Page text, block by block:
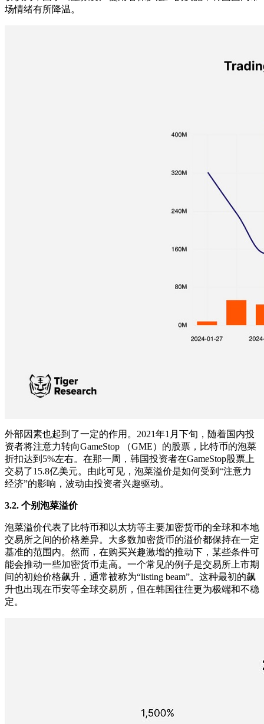
场情绪有所降温。
外部因素也起到了一定的作用。2021年1月下旬，随着国内投
资者将注意力转向GameStop （GME）的股票，比特币的泡菜
折扣达到5%左右。在那一周，韩国投资者在GameStop股票上
交易了15.8亿美元。由此可见，泡菜溢价是如何受到“注意力
经济”的影响，波动由投资者兴趣驱动。
3.2. 个别泡菜溢价
泡菜溢价代表了比特币和以太坊等主要加密货币的全球和本地
交易所之间的价格差异。大多数加密货币的溢价都保持在一定
基准的范围内。然而，在购买兴趣激增的推动下，某些条件可
能会推动一些加密货币走高。一个常见的例子是交易所上市期
间的初始价格飙升，通常被称为“listing beam”。这种最初的飙
升也出现在币安等全球交易所，但在韩国往往更为极端和不稳
定。